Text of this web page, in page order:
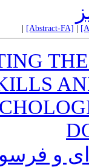
[Abstract-FA]
و